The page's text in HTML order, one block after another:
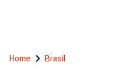
Home Brasil